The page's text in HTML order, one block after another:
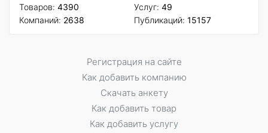
Товаров: 4390
Компаний: 2638
Услуг: 49
Публикаций: 15157
Регистрация на сайте
Как добавить компанию
Скачать анкету
Как добавить товар
Как добавить услугу